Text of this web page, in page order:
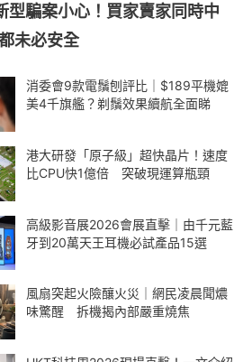
騙案小心！買家賣家同時中
未必安全
消委會9款電鬚刨評比｜$189平機媲
美4千旗艦？剃鬚效果續航全面睇
港大研發「原子級」超快晶片！速度
比CPU快1億倍 突破現運算瓶頸
高級影音展2026會展直擊｜由千元藍
牙到20萬天王耳機必試產品15選
風扇突起火險釀火災｜網民凌晨聞燶
味驚醒 拆機揭內部嚴重燒焦